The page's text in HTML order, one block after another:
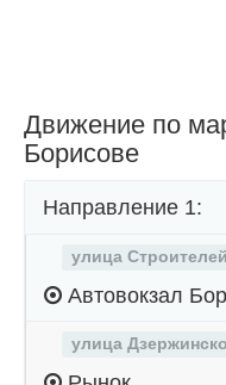
Движение по
Борисове
Направление 1:
улица Строителей
Автовокзал
улица